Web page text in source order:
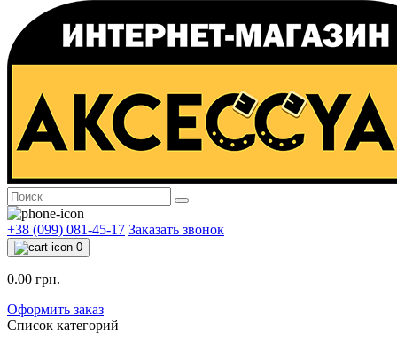
+38 (099) 081-45-17 Заказать звонок
0
0.00 грн.
Оформить заказ
Список категорий